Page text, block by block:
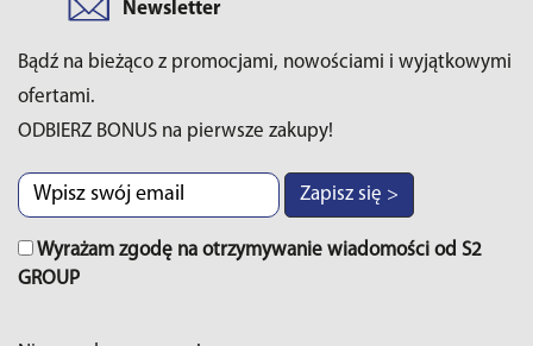
Newsletter
Bądź na bieżąco z promocjami, nowościami i wyjątkowymi
ofertami.
ODBIERZ BONUS na pierwsze zakupy!
Zapisz się >
Wyrażam zgodę na otrzymywanie wiadomości od S2
GROUP